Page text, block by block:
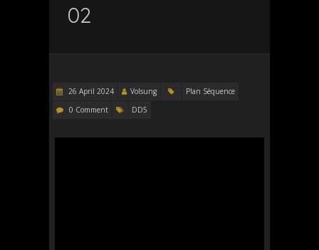
02
26 April 2024 Volsung
Plan Séquence
0 Comment
DD5